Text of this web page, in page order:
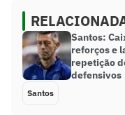
Santos:
reforços e
repetição
defensivos
Santos